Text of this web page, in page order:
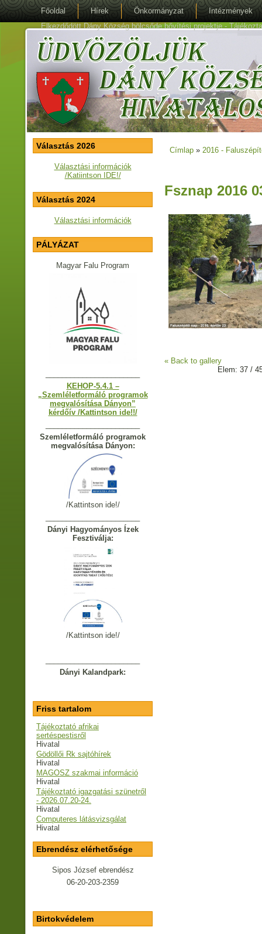
Főoldal Hírek Önkormányzat
Intézmények
Elkezdődött Dány Község bölcsőde bővítési projektje -
Választás 2026
Választási információk
/Katiintson IDE!/
Választás 2024
Választási információk
PÁLYÁZAT
Magyar Falu Program
KEHOP-5.4.1 –
„Szemléletformáló programok
megvalósítása Dányon”
kérdőív /Kattintson ide!!/
Szemléletformáló programok
megvalósítása Dányon:
/Kattintson ide!/
Dányi Hagyományos Ízek
Fesztiválja:
/Kattintson ide!/
Dányi Kalandpark:
Friss tartalom
Tájékoztató afrikai
sertéspestisről
Hivatal
Gödöllői Rk sajtóhírek
Hivatal
MAGOSZ szakmai információ
Hivatal
Tájékoztató igazgatási szünetről
- 2026.07.20-24.
Hivatal
Computeres látásvizsgálat
Hivatal
Ebrendész elérhetősége
Sipos József ebrendész
06-20-203-2359
Birtokvédelem
Jelenlegi hely
Címlap »2016 -
Fsznap 2016
« Back to gallery
Elem: 37 /